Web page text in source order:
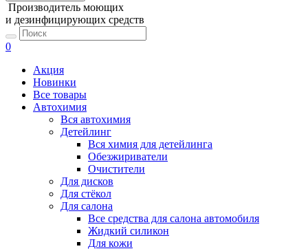
Производитель моющих
и дезинфицирующих средств
0
Акция
Новинки
Все товары
Автохимия
Вся автохимия
Детейлинг
Вся химия для детейлинга
Обезжириватели
Очистители
Для дисков
Для стёкол
Для салона
Все средства для салона автомобиля
Жидкий силикон
Для кожи